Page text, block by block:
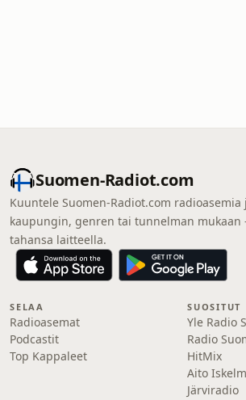
Suomen-Radiot.com
Kuuntele Suomen-Radiot.com radioasemia
kaupungin, genren tai tunnelman
tahansa laitteella.
SELAA
Radioasemat
Podcastit
Top Kappaleet
SUOSITUT
Yle Radio
Radio
HitMix
Aito
Järviradio